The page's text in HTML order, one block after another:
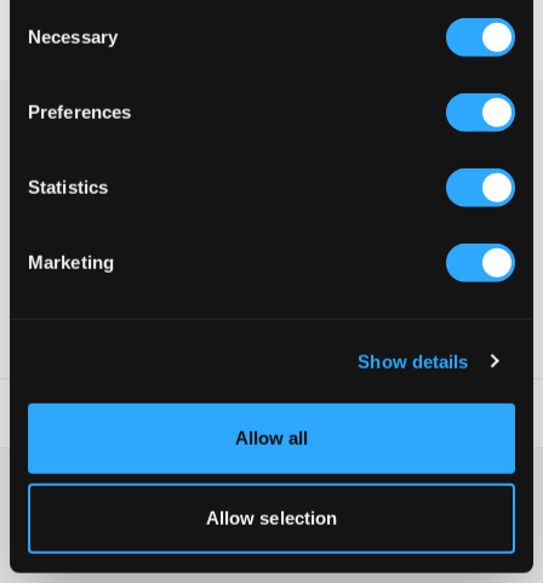
Selection
Necessary
Preferences
Statistics
Marketing
Show details
Allow all
Allow selection
Retur- og bytterett i 60 dager
Svart topp fra LMTD. Toppen har rund hals og en tettsittende
Stretch
Vaskeråd
Washing advice
Materiale